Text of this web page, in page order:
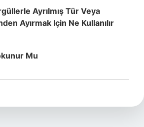
Ayrılmış Tür Veya
Ayırmak Için Ne Kullanılır
Mu